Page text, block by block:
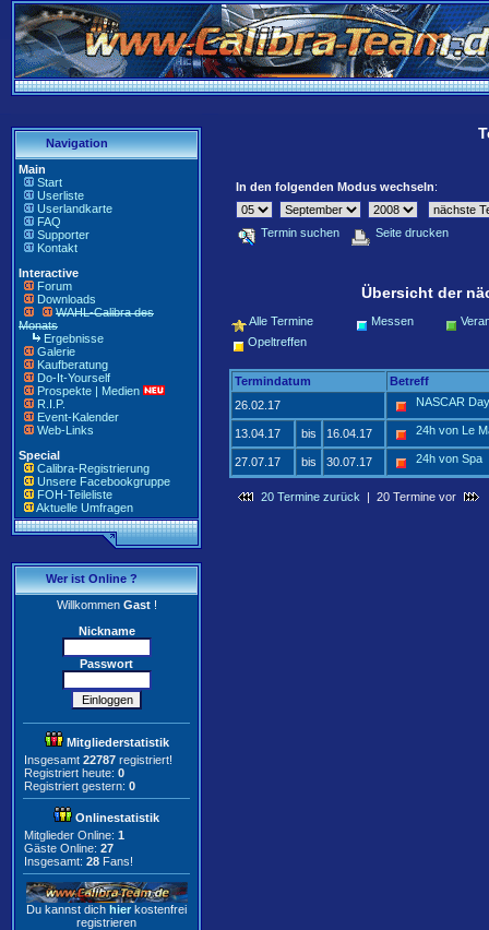
Navigation
Main
Start
Userliste
Userlandkarte
FAQ
Supporter
Kontakt
Interactive
Forum
Downloads
WAHL-Calibra des
Monats
Ergebnisse
Galerie
Kaufberatung
Do-It-Yourself
Prospekte | Medien
R.I.P.
Event-Kalender
Web-Links
Special
Calibra-Registrierung
Unsere Facebookgruppe
FOH-Teileliste
Aktuelle Umfragen
Wer ist Online ?
WillkommenGast!
Nickname
Passwort
Mitgliederstatistik
Insgesamt 22787 registriert!
Registriert heute: 0
Registriert gestern: 0
Onlinestatistik
Mitglieder Online: 1
Gäste Online: 27
Insgesamt: 28 Fans!
Du kannst dich hier kostenfrei
registrieren
In den folgenden Modus wechseln:
Termin suchen Seite drucken
Übersicht der
Alle Termine Messen
Opeltreffen
Termindatum
Betreff
26.02.17
NASCAR
13.04.17 bis 16.04.17 24h von Le
27.07.17 bis 30.07.17 24h von Spa
20 Termine zurück | 20 Termine vor